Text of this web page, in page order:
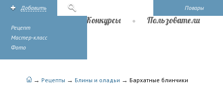
Повары
Добавить
Рецепт
Мастер-класс
Фото
Конкурсы Пользователи
→ Рецепты → Блины и оладьи → Бархатные блинчики